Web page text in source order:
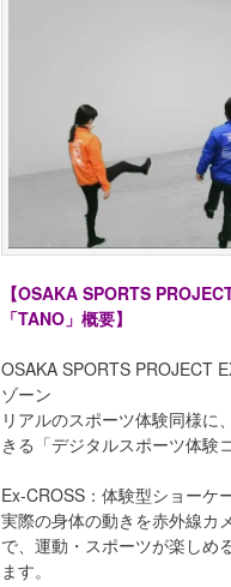
【OSAKA SPORTS
「TANO」概要】
OSAKA SPORTS PROJECT
ゾーン
リアルのスポーツ体験同様に
きる「デジタルスポーツ体験
Ex-CROSS：体験型ショー
実際の身体の動きを赤外線カ
で、運動・スポーツが楽しめ
ます。